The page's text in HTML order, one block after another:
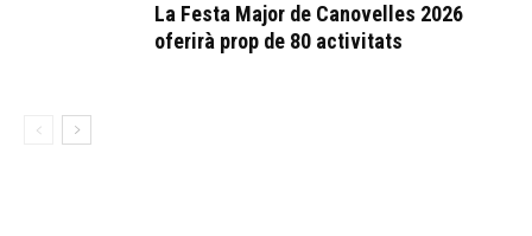
La Festa Major de Canovelles 2026
oferirà prop de 80 activitats